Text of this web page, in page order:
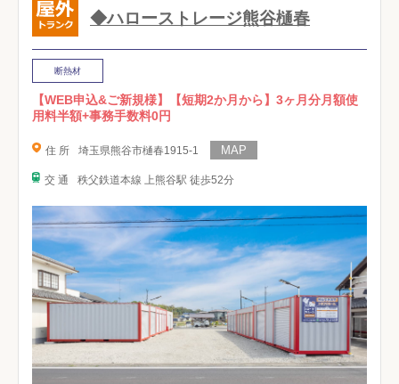
◆ハローストレージ熊谷樋春
断熱材
【WEB申込&ご新規様】【短期2か月から】3ヶ月分月額使
用料半額+事務手数料0円
住 所 埼玉県熊谷市樋春1915-1
交 通 秩父鉄道本線 上熊谷駅 徒歩52分